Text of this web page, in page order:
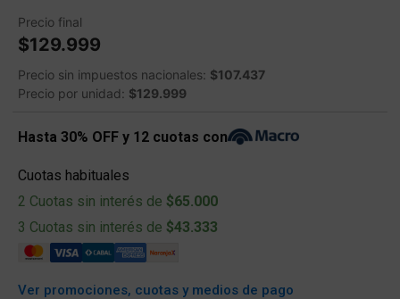
Precio final
$129.999
Precio sin impuestos nacionales: $107.437
Precio por unidad: $129.999
Hasta 30% OFF y 12 cuotas con
Cuotas habituales
2 Cuotas sin interés de $65.000
3 Cuotas sin interés de $43.333
Ver promociones, cuotas y medios de pago